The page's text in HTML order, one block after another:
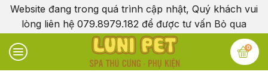
Website đang trong quá trình cập nhật, Quý khách vui
lòng liên hệ 079.8979.182 để được tư vấn Bỏ qua
0